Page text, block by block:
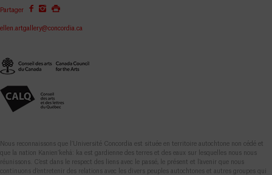
Partager
ellen.artgallery@concordia.ca
Nous reconnaissons que l’Université Concordia est située en territoire autochtone non cédé et
que la nation Kanien’kehá: ka est gardienne des terres et des eaux sur lesquelles nous nous
réunissons. C’est dans le respect des liens avec le passé, le présent et l’avenir que nous
continuons d’entretenir des relations avec les divers peuples autochtones et autres groupes qui